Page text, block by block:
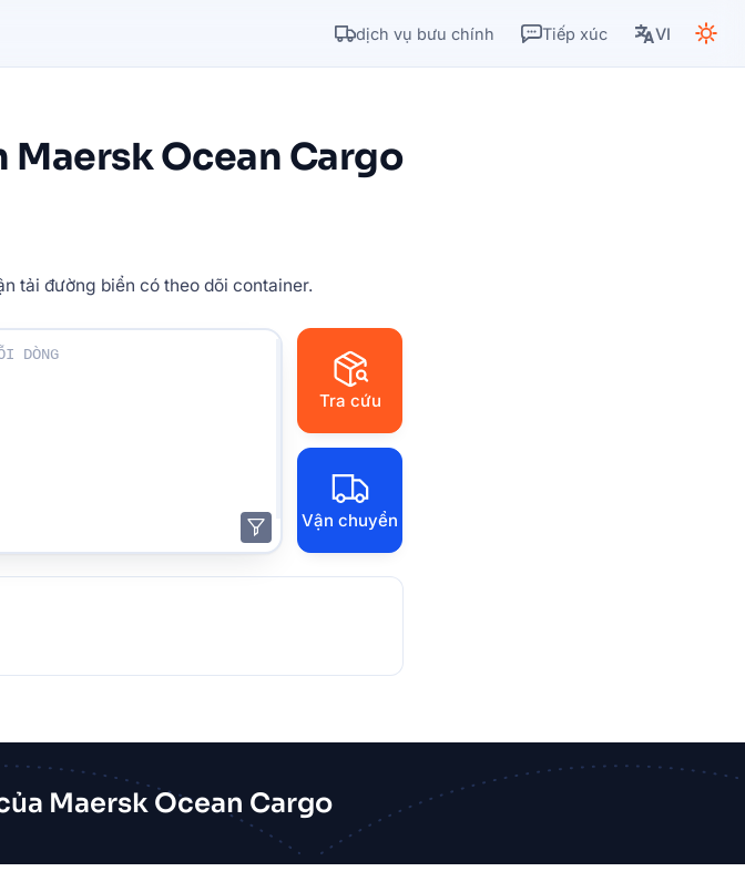
dịch vụ bưu chính Tiếp xúc VI
Maersk Ocean Cargo
tải đường biển có theo dõi container.
Tra cứu
Vận chuyển
Maersk Ocean Cargo